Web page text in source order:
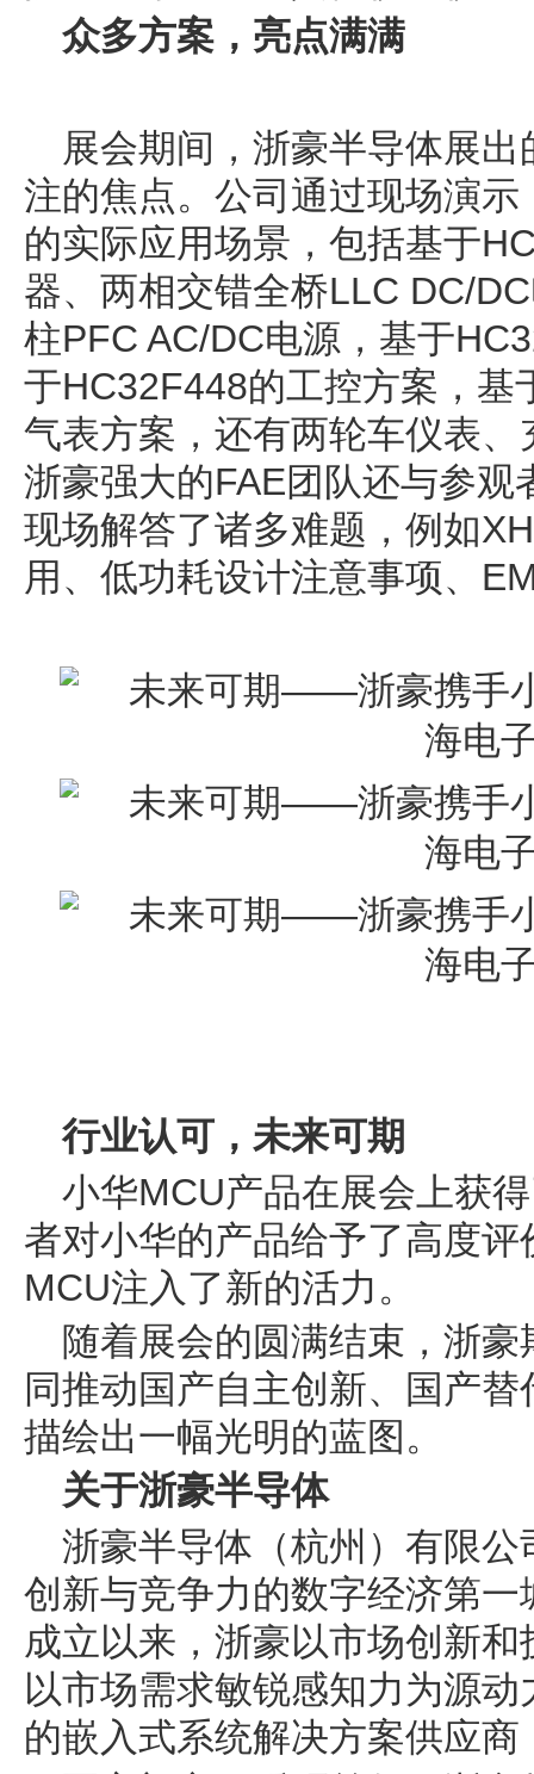
众多方案，亮点满满
展会期间，浙豪半导体展
注的焦点。公司通过现场演
的实际应用场景，包括基于
器、两相交错全桥LLC DC/
柱PFC AC/DC电源，基于
于HC32F448的工控方案，基
气表方案，还有两轮车仪表
浙豪强大的FAE团队还与参
现场解答了诸多难题，例如
用、低功耗设计注意事项、
行业认可，未来可期
小华MCU产品在展会上获
者对小华的产品给予了高度
MCU注入了新的活力。
随着展会的圆满结束，浙
同推动国产自主创新、国产
描绘出一幅光明的蓝图。
关于浙豪半导体
浙豪半导体（杭州）有限
创新与竞争力的数字经济第
成立以来，浙豪以市场创新
以市场需求敏锐感知力为源
的嵌入式系统解决方案供应商